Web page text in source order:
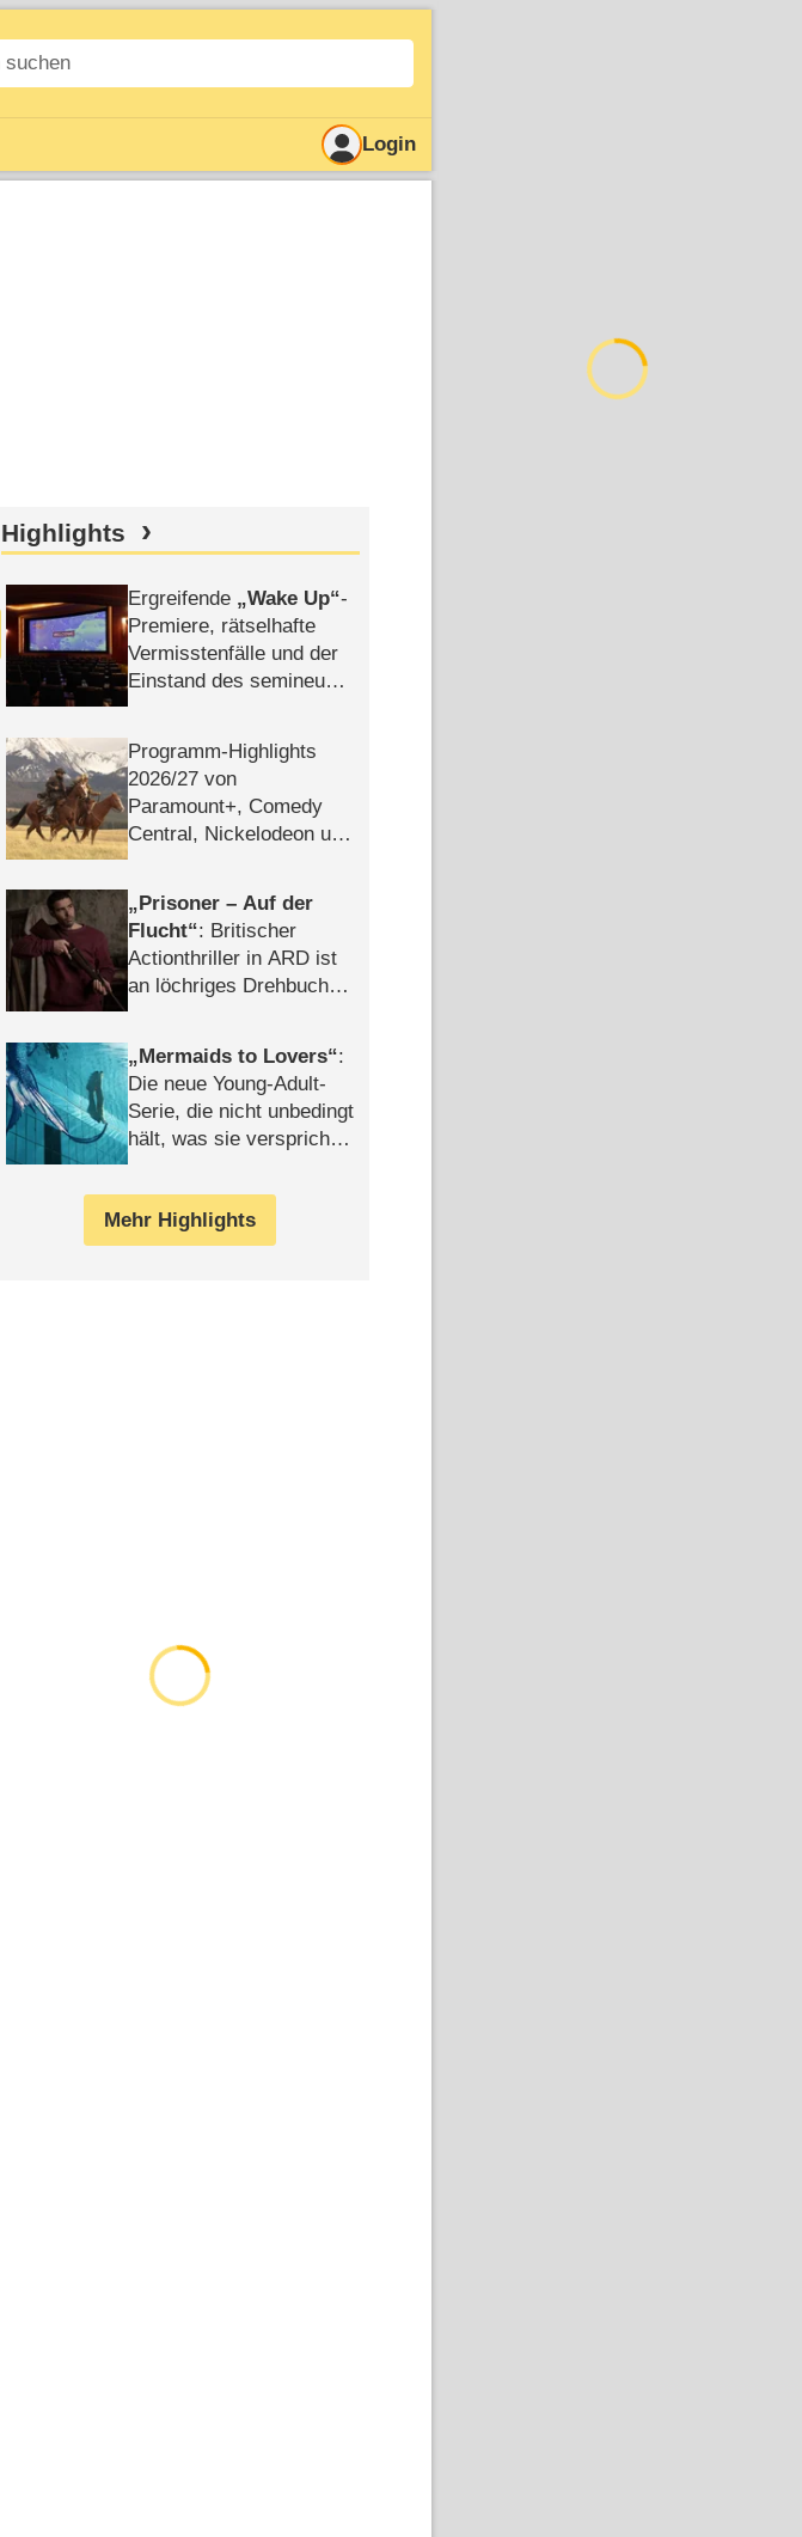
Login
Highlights
Ergreifende Wake Up -
Premiere, rätselhafte
Vermisstenfälle und der
Einstand des semineuen
Programm-Highlights
2026/​27 von
Paramount+, Comedy
Central, Nickelodeon und
Prisoner – Auf der
Flucht : Britischer
Actionthriller in ARD ist
an löchriges Drehbuch
Mermaids to Lovers :
Die neue Young-Adult-
Serie, die nicht unbedingt
hält, was sie verspricht –
Mehr Highlights